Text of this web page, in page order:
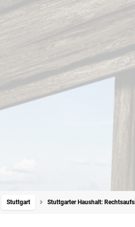
Stuttgart Stuttgarter Haushalt: